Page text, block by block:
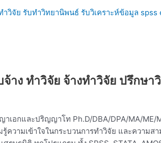
ำวิจัย รับทำวิทยานิพนธ์ รับวิเคราะห์ข้อมูล spss
าง ทำวิจัย จ้างทำวิจัย ปรึกษา
เอกและปริญญาโท Ph.D/DBA/DPA/MA/ME/
ความเข้าใจในกระบวนการทำวิจัย และความสา